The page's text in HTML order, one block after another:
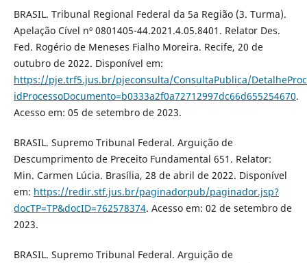
BRASIL. Tribunal Regional Federal da 5a Região (3. Turma).
Apelação Cível nº 0801405-44.2021.4.05.8401. Relator Des.
Fed. Rogério de Meneses Fialho Moreira. Recife, 20 de
outubro de 2022. Disponível em:
https://pje.trf5.jus.br/pjeconsulta/ConsultaPublica/
idProcessoDocumento=b0333a2f0a72712997dc66d655254670.
Acesso em: 05 de setembro de 2023.
BRASIL. Supremo Tribunal Federal. Arguição de
Descumprimento de Preceito Fundamental 651. Relator:
Min. Carmen Lúcia. Brasília, 28 de abril de 2022. Disponível
em: https://redir.stf.jus.br/paginadorpub/paginador.jsp?
docTP=TP&docID=762578374. Acesso em: 02 de setembro de
2023.
BRASIL. Supremo Tribunal Federal. Arguição de